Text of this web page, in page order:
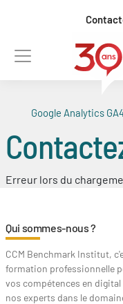
principal
Google Analytics
Erreur lors du
Qui sommes-nous ?
CCM Benchmark Institut,
formation professionnelle
vos compétences en digital
nos experts dans le